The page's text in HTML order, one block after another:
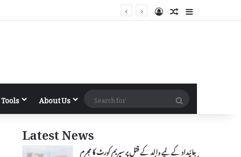
Log InRandom Article
Sidebar
Tools About Us
Search
for
Latest News
جائیداد کے لیے والد کے قتل پر سپریم کورٹ کا مجرم